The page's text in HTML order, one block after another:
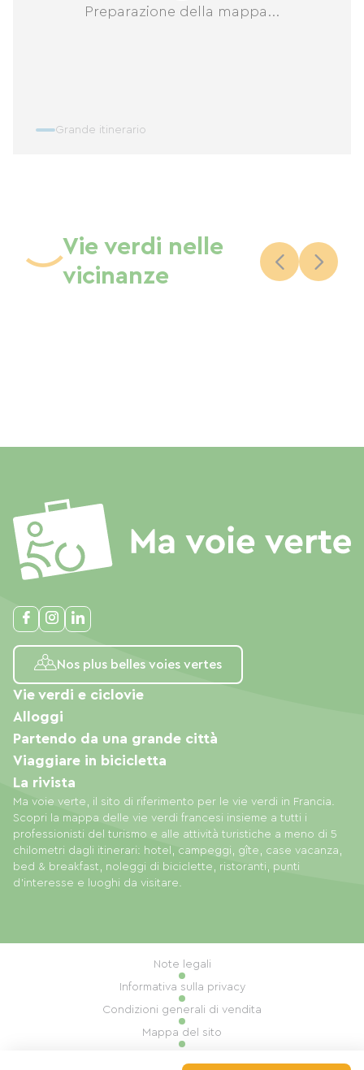
Preparazione della mappa...
Grande itinerario
Vie verdi nelle
vicinanze
Nos plus belles voies vertes
Ma voie verte, il sito di riferimento per le vie verdi in Francia.
Scopri la mappa delle vie verdi francesi insieme a tutti i
professionisti del turismo e alle attività turistiche a meno di 5
chilometri dagli itinerari: hotel, campeggi, gîte, case vacanza,
bed & breakfast, noleggi di biciclette, ristoranti, punti
d'interesse e luoghi da visitare.
Vie verdi e ciclovie
Alloggi
Partendo da una grande città
Viaggiare in bicicletta
La rivista
Note legali
Informativa sulla privacy
Condizioni generali di vendita
Mappa del sito